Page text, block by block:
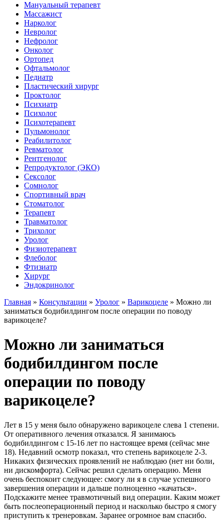
Мануальный терапевт
Массажист
Нарколог
Невролог
Нефролог
Онколог
Ортопед
Офтальмолог
Педиатр
Пластический хирург
Проктолог
Психиатр
Психолог
Психотерапевт
Пульмонолог
Реабилитолог
Ревматолог
Рентгенолог
Репродуктолог (ЭКО)
Сексолог
Сомнолог
Спортивный врач
Стоматолог
Терапевт
Травматолог
Трихолог
Уролог
Физиотерапевт
Флеболог
Фтизиатр
Хирург
Эндокринолог
Главная » Консультации » Уролог » Варикоцеле » Можно ли
заниматься бодибилдингом после операции по поводу
варикоцеле?
Можно ли заниматься
бодибилдингом после
операции по поводу
варикоцеле?
Лет в 15 у меня было обнаружено варикоцеле слева 1 степени.
От оперативного лечения отказался. Я занимаюсь
бодибилдингом с 15-16 лет по настоящее время (сейчас мне
18). Недавний осмотр показал, что степень варикоцеле 2-3.
Никаких физических проявлений не наблюдаю (нет ни боли,
ни дискомфорта). Сейчас решил сделать операцию. Меня
очень беспокоит следующее: смогу ли я в случае успешного
завершения операции и дальше полноценно «качаться».
Подскажите менее травмотичный вид операции. Каким может
быть послеоперационный период и насколько быстро я смогу
приступить к тренеровкам. Заранее огромное вам спасибо.